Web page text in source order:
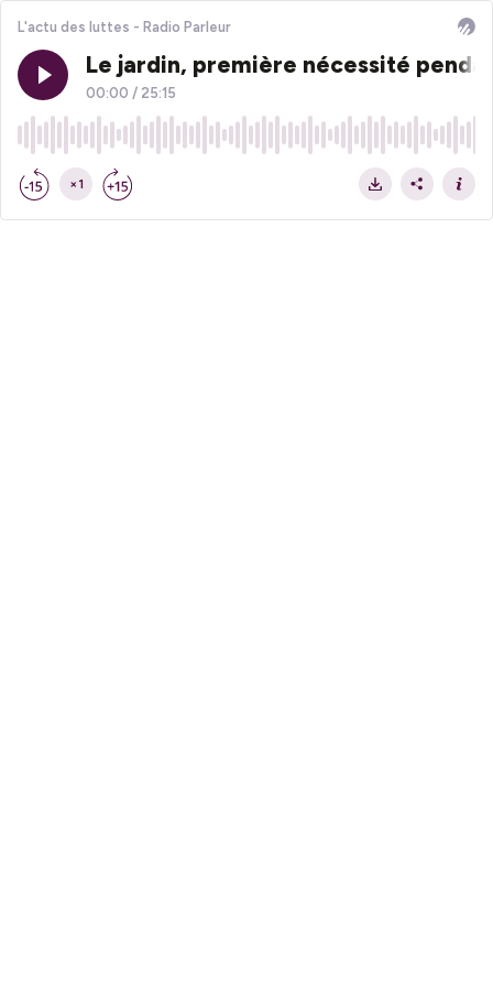
L'actu des luttes - Radio Parleur
Le jardin, première nécessité
00:00 / 25:15
×1